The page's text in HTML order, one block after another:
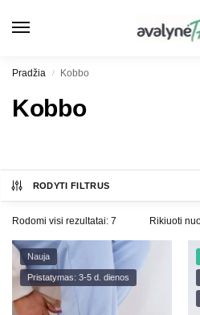
Pradžia / Kobbo
Kobbo
RODYTI FILTRUS
Rodomi visi rezultatai: 7
Nauja
Pristatymas: 3-5 d. dienos